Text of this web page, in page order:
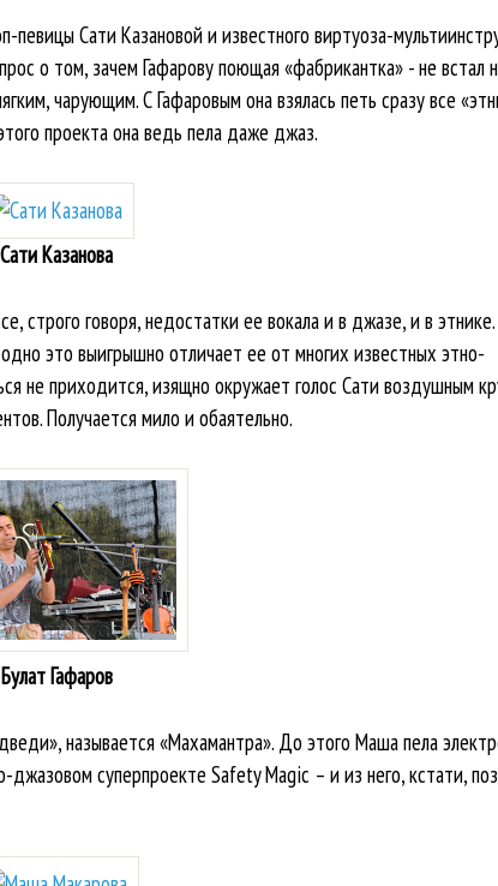
Сати Казановой и известного виртуоза-
о том, зачем Гафарову поющая «фабрикантка» - не встал
чарующим. С Гафаровым она взялась петь сразу все
проекта она ведь пела даже джаз.
Сати Казанова
строго говоря, недостатки ее вокала и в джазе, и в
это выигрышно отличает ее от многих известных этно-
не приходится, изящно окружает голос Сати воздушным
Получается мило и обаятельно.
Булат Гафаров
называется «Махамантра». До этого Маша пела
суперпроекте Safety Magic – и из него, кстати,